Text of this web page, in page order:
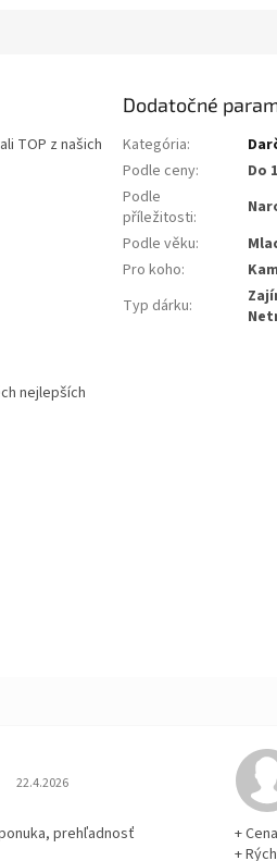
TOP z našich
nejlepších
Dodatočné
Kategória:
Podle ceny:
Do
Podle
příležitosti:
Podle věku:
Pro koho:
Typ dárku:
Hodnotenie obchodu je 5 z 5
22.4.2026
prehľadnosť
+ Cena
+